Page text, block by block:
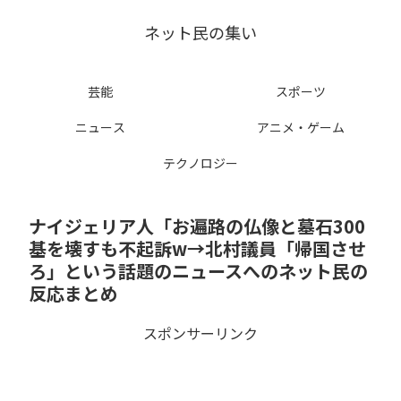
ネット民の集い
芸能
スポーツ
ニュース
アニメ・ゲーム
テクノロジー
ナイジェリア人「お遍路の仏像と墓石300
基を壊すも不起訴w→北村議員「帰国させ
ろ」という話題のニュースへのネット民の
反応まとめ
スポンサーリンク